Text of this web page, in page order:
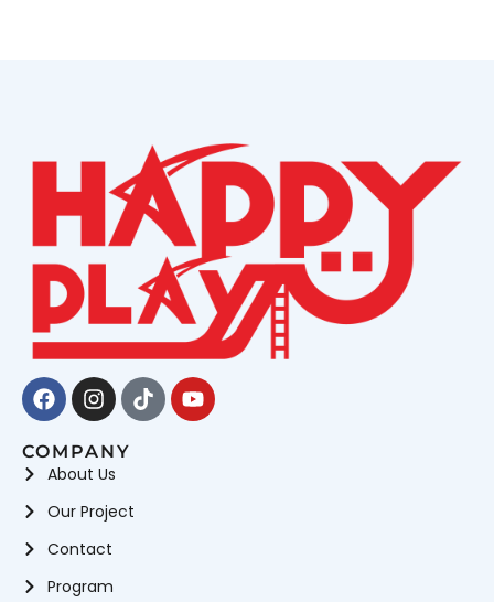
Facebook
Instagram
TiktokYoutube
COMPANY
About Us
Our Project
Contact
Program